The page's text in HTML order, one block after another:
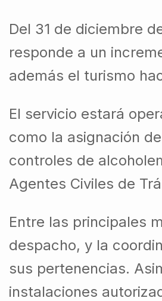
Del 31 de diciembre
responde a un
además el turismo
El servicio estará
como la asignación
controles de
Agentes Civiles de
Entre las principales
despacho, y la
sus pertenencias.
instalaciones